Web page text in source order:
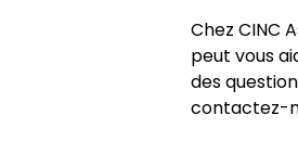
Chez CINC
peut vous
des
contactez-